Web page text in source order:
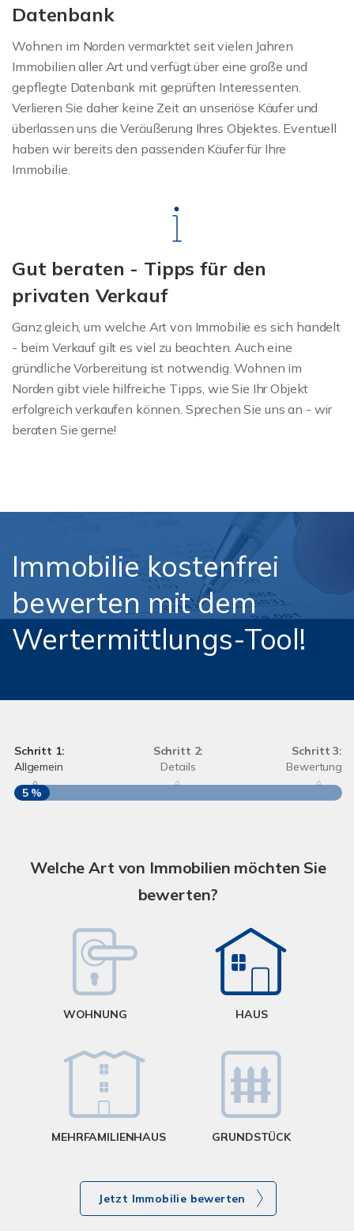
Datenbank
Wohnen im Norden vermarktet seit vielen Jahren
Immobilien aller Art und verfügt über eine große und
gepflegte Datenbank mit geprüften Interessenten.
Verlieren Sie daher keine Zeit an unseriöse Käufer und
überlassen uns die Veräußerung Ihres Objektes. Eventuell
haben wir bereits den passenden Käufer für Ihre
Immobilie.
Gut beraten - Tipps für den
privaten Verkauf
Ganz gleich, um welche Art von Immobilie es sich handelt
- beim Verkauf gilt es viel zu beachten. Auch eine
gründliche Vorbereitung ist notwendig. Wohnen im
Norden gibt viele hilfreiche Tipps, wie Sie Ihr Objekt
erfolgreich verkaufen können. Sprechen Sie uns an - wir
beraten Sie gerne!
Immobilie kostenfrei
bewerten mit dem
Wertermittlungs-Tool!
Schritt 1:
Allgemein
Schritt 2:
Details
Schritt 3:
Bewertung
5 %
Welche Art von Immobilien möchten Sie
bewerten?
WOHNUNG HAUS
MEHRFAMILIENHAUS GRUNDSTÜCK
Jetzt Immobilie bewerten